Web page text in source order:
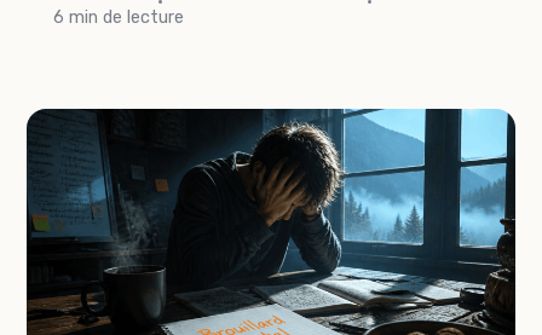
6 min de lecture